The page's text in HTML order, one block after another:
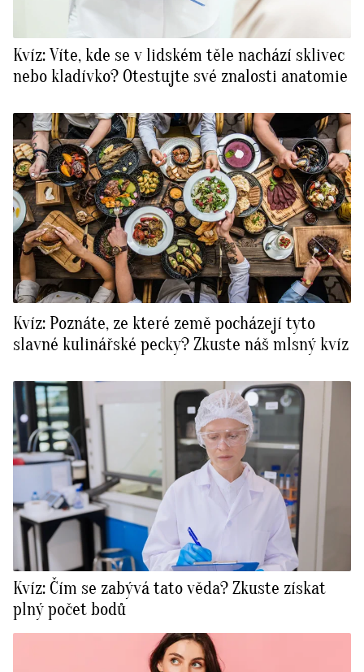
Kvíz: Víte, kde se v lidském těle nachází sklivec
nebo kladívko? Otestujte své znalosti anatomie
Kvíz: Poznáte, ze které země pocházejí tyto
slavné kulinářské pecky? Zkuste náš mlsný kvíz
Kvíz: Čím se zabývá tato věda? Zkuste získat
plný počet bodů